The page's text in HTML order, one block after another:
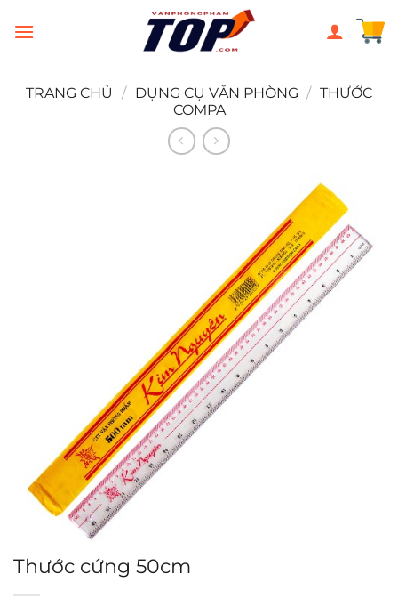
đến
TRANG CHỦ
/ DỤNG CỤ VĂN PHÒNG / THƯỚC
COMPA
Thước cứng 50cm